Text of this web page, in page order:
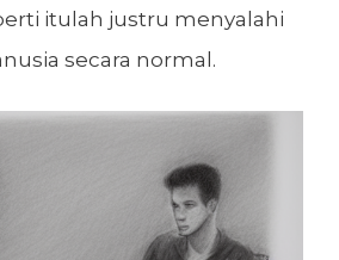
itulah justru menyalahi
secara normal.